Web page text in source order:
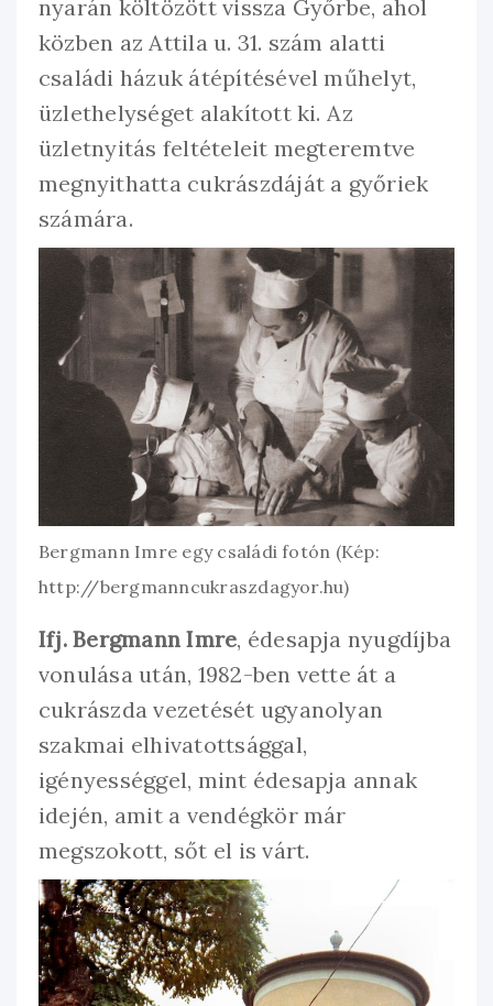
nyarán költözött vissza Győrbe, ahol
közben az Attila u. 31. szám alatti
családi házuk átépítésével műhelyt,
üzlethelységet alakított ki. Az
üzletnyitás feltételeit megteremtve
megnyithatta cukrászdáját a győriek
számára.
Bergmann Imre egy családi fotón (Kép:
http://bergmanncukraszdagyor.hu)
Ifj. Bergmann Imre, édesapja nyugdíjba
vonulása után, 1982-ben vette át a
cukrászda vezetését ugyanolyan
szakmai elhivatottsággal,
igényességgel, mint édesapja annak
idején, amit a vendégkör már
megszokott, sőt el is várt.